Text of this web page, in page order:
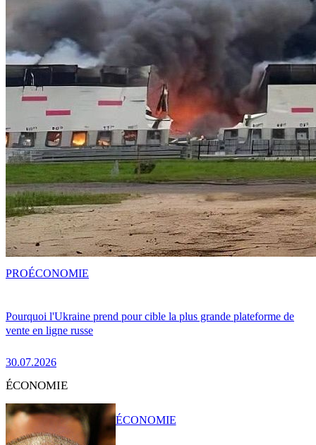
Pourquoi l'Ukraine prend pour cible la plus grande plateforme de
vente en ligne russe
30.07.2026
PROÉCONOMIE
ÉCONOMIE
ÉCONOMIE